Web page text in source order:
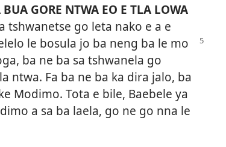
GORE NTWA EO E TLA LOWA
tshwanetse go leta nako e a e
le bosula jo ba neng ba le mo
ba ne ba sa tshwanela go
ntwa. Fa ba ne ba ka dira jalo, ba
Modimo. Tota e bile, Baebele ya
a sa ba laela, go ne go nna le